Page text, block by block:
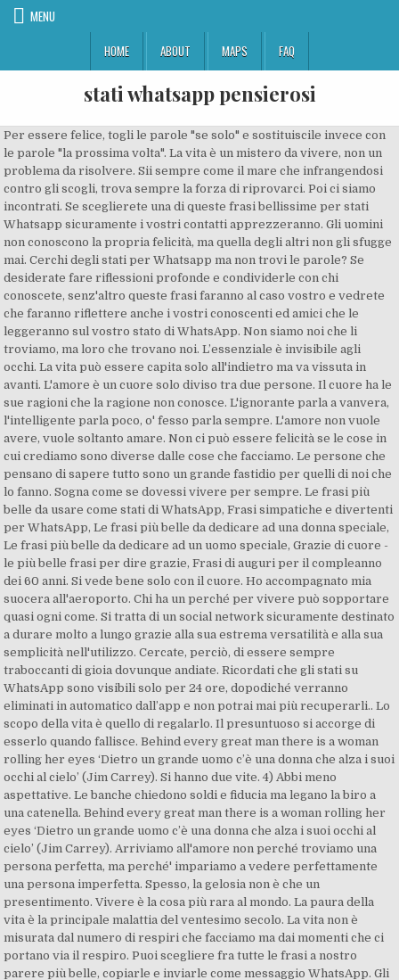
MENU
HOME
ABOUT MAPS FAQ
stati whatsapp pensierosi
Per essere felice, togli le parole "se solo" e sostituiscile invece con le parole "la prossima volta". La vita è un mistero da vivere, non un problema da risolvere. Sii sempre come il mare che infrangendosi contro gli scogli, trova sempre la forza di riprovarci. Poi ci siamo incontrati. Se sceglierete una di queste frasi bellissime per stati Whatsapp sicuramente i vostri contatti apprezzeranno. Gli uomini non conoscono la propria felicità, ma quella degli altri non gli sfugge mai. Cerchi degli stati per Whatsapp ma non trovi le parole? Se desiderate fare riflessioni profonde e condividerle con chi conoscete, senz'altro queste frasi faranno al caso vostro e vedrete che faranno riflettere anche i vostri conoscenti ed amici che le leggeranno sul vostro stato di WhatsApp. Non siamo noi che li troviamo, ma loro che trovano noi. L’essenziale è invisibile agli occhi. La vita può essere capita solo all'indietro ma va vissuta in avanti. L'amore è un cuore solo diviso tra due persone. Il cuore ha le sue ragioni che la ragione non conosce. L'ignorante parla a vanvera, l'intelligente parla poco, o' fesso parla sempre. L'amore non vuole avere, vuole soltanto amare. Non ci può essere felicità se le cose in cui crediamo sono diverse dalle cose che facciamo. Le persone che pensano di sapere tutto sono un grande fastidio per quelli di noi che lo fanno. Sogna come se dovessi vivere per sempre. Le frasi più belle da usare come stati di WhatsApp, Frasi simpatiche e divertenti per WhatsApp, Le frasi più belle da dedicare ad una donna speciale, Le frasi più belle da dedicare ad un uomo speciale, Grazie di cuore - le più belle frasi per dire grazie, Frasi di auguri per il compleanno dei 60 anni. Si vede bene solo con il cuore. Ho accompagnato mia suocera all'aeroporto. Chi ha un perché per vivere può sopportare quasi ogni come. Si tratta di un social network sicuramente destinato a durare molto a lungo grazie alla sua estrema versatilità e alla sua semplicità nell'utilizzo. Cercate, perciò, di essere sempre traboccanti di gioia dovunque andiate. Ricordati che gli stati su WhatsApp sono visibili solo per 24 ore, dopodiché verranno eliminati in automatico dall’app e non potrai mai più recuperarli.. Lo scopo della vita è quello di regalarlo. Il presuntuoso si accorge di esserlo quando fallisce. Behind every great man there is a woman rolling her eyes ‘Dietro un grande uomo c’è una donna che alza i suoi occhi al cielo’ (Jim Carrey). Si hanno due vite. 4) Abbi meno aspettative. Le banche chiedono soldi e fiducia ma legano la biro a una catenella. Behind every great man there is a woman rolling her eyes ‘Dietro un grande uomo c’è una donna che alza i suoi occhi al cielo’ (Jim Carrey). Arriviamo all'amore non perché troviamo una persona perfetta, ma perché' impariamo a vedere perfettamente una persona imperfetta. Spesso, la gelosia non è che un presentimento. Vivere è la cosa più rara al mondo. La paura della vita è la principale malattia del ventesimo secolo. La vita non è misurata dal numero di respiri che facciamo ma dai momenti che ci portano via il respiro. Puoi scegliere fra tutte le frasi a nostro parere più belle, copiarle e inviarle come messaggio WhatsApp. Gli amori che sembrano assurdi, certe volte sono i migliori. Ogni volta che qualcuno l’accende, vado in un’altra stanza a leggere un libro. Il pubblico che usufruisce di questo particolare social network di messaggistica istantanea comprende una fascia d'età vastissima che, orientativamente, va dai 12 ai 60 anni. Il 50 %.. Sapete cosa significa? Le persone felici pianificano le azioni, non pianificano i risultati. 1) Non odiare. Se l’universo si espande, perché non riesco mai a trovare un parcheggio? Le frasi saranno suddivise in: frasi d'effetto e originali, frasi motivazionali, altre sul tema della vita e della felicità, frasi romantiche e d'amore e, per finire alcuni periodi dal tono simpatico e divertente. Un apostrofo rosa tra le parole "t'amo". Ci si dà meno da fare per conquistare la felicità che per far credere di possederla. Il futuro appartiene a coloro che credono nella bellezza dei propri sogni. Dopo essere approdate su Facebook, le cosiddette Storie sono arrivate anche su WhatsApp.Si chiamano in maniera diversa, Stati, ma il succo del discorso non cambia. Io sarò per te unica al mondo, tu sarai per me unico al mondo. Tutto ciò che è fatto per amore è sempre aldilà del bene e del male. Il senso della vita è quello di trovare il vostro dono. Capisci che stai invecchiando quando le candeline costano più della torta. Migliori Immagini Divertenti Immagini Divertenti Immagini Stupisco sempre me stesso. Una banca è un posto che vi prestano denaro, se si può dimostrare che non ne hai bisogno. ! Le sfide sono ciò che rendono la vita interessante. Viene usato per scambiare messaggi tra gli amici, per avvisare i propri genitori e, in generale, per tenersi in contatto con le persone importanti della propria vita.Oltre ai semplici messaggi di testo, è possibile inviare file audio, immagini, video, documenti in diversi formati e, da questo aggiornamento, si possono inviare anche delle brevi immagini animate (chiamate GIF).Uno degli aspetti vincenti di Whatsapp è, senza dubbio, l'immediatezza. In questa pagina potrai trovare le più belle frasi per lo stato di WhatsApp, così da poter trovare le parole ideali da usare in ogni situazione o stato d'animo. Non si può scegliere il modo di morire. Questo genere di frasi hanno l'obiettivo di stupire chi legge con poche parole. Tutti i funghi possono essere mangiati, alcuni però una volta sola (L. Littizzetto). Dubita che le stelle siano fuoco, dubita che il sole si muova, dubita che la verità sia mentitrice, ma non dubitare mai del mio amore. Stati per WhatsApp in Inglese: i 100 più belli (con traduzione) Anche se qualche anno fa non l’avremmo mai immaginato, lo smartphone e le applicazione come WhatsApp , Facebook o Instagram sono entrate prepotentemente nella vita di tutti noi, con i suoi pro e i suoi contro. Rifiutarsi di amare per paura di soffrire è come rifiutarsi di vivere per paura di morire. 3) Dona di più. (Totò, Peppino e… la dolce vita, donna che fa la seduta spiritica). L’ondata di neve e gelo che sta investendo gli Stati Uniti sta portando freddo record in molte città. La maggior parte della gente esiste, ecco tutto. La felicità è interiore, non esteriore; infatti non dipende da ciò che abbiamo, ma da ciò che siamo. Ora puoi inserire una qualsiasi frase ad effetto come stato su WhatsApp, scegliendo anche il colore dello sfondo e del testo. Un cuore è una ricchezza che non si compra e non si vende: si dona. Niente panico. Una qualche forma di orgoglio faceva sì che cercassimo di non destare alcuna preoccupazione negli altri, e anche se ci sentivamo feriti nel profondo non lo dicevamo a nessuno (B. Yoshimoto, High & Dry. Non condivido ciò che dici, ma sarei disposto a dare la vita affinché tu possa dirlo. Whatsapp dunque offre innumerevoli vantaggi tra cui l'immediatezza della comunicazione, la possibilità di usufruire di tutti i servizi senza pagare nulla. E una vita intera per provarlo. La vita è troppo breve per sprecarla a realizzare i sogni degli altri. Io ti vedo, te dolce ombra splendente della notte, i tuoi occhi, la tua fronte, la tua bellezza, il tuo sorriso. Primo amore). Il vero amore non implica la perfezione, anzi fiorisce sulle imperfezioni. Potete scegliere queste frasi se volete stupire i vostri contatti e i vostri amici in maniera efficace. Non quia difficilia sunt non audemus, sed quia non audemus difficilia sunt ‘Non è perché le cose sono difficili che non osiamo ma è perché non osiamo che sono difficili’ (L. A. Seneca, Lettere a Lucilio: 104, 26). L'amore, di qualunque specie, non è mai triste. 1) Aprite Whatsapp e andate sulle Impostazioni.2) Cliccate sulla vostra foto in alto a sinistra e si aprirà una paginetta contenente le vostre info e il vostro numero di telefono.3) Toccate lo spazio sopra il numero di telefono (sotto la scritta About and phone number).4) Nella schermata successiva cliccate sulla matitina sotto la dicitura Attualmente impostata come.5) A questo punto non vi resta altro che inserire la frase scelta e confermare. Di qualunque cosa le nostre anime siano fatte, la mia e la tua sono fatte della stessa cosa. Whatsapp rappresenta uno dei social network maggiormente utilizzati. Saccente è chi sa troppo quel poco che sa. Se sei felice non gridare troppo, perché la tristezza ha il sonno leggero. Le 5 regole per vivere felice: I ricchi d’estate, i poveri d’inverno. Si tratta di battute, a volte pungenti, altre semplicemente ironiche, che sicuramente faranno sorridere sia te che chi le leggerà. Vivi come se dovessi morire oggi. 10-ago-2016 - Esplora la bacheca "stati whatsapp" di Chary Cat05 su Pinterest. Nessuno può farlo per me. Si vive una volta sola. Non sei mai troppo vecchi per fissare un altro obiettivo o per sognare un nuovo sogno. Avremmo bisogno di tre vite: una per sbagliare, una per correggere gli errori, una per riassaporare il tutto. Conosci Dario. Non mi sposo perché non mi piace avere gente estranea in casa. La vita è per il 10% cosa ti accade e per il 90% come reagisci. Vivere rimane un’arte che ognuno deve imparare, e che nessuno può insegnare. Una delle funzioni più utilizzate di Whatsapp, specialmente da quanto è stato inserito nell’applicazione un recente aggiornamento, è lo stato di Whatsapp. La vostra vera natura è sempre un’altra. L’intelligenza è la capacità di adattarsi al cambiamento. (Voltaire) Il saggio sa di essere stupido, è lo stupido invece che crede di essere saggio. Ma potete scegliere una frase d'amore anche semplicemente perché amate questo particolare sentimento e vi piace farlo sapere ai vostri contatti. L'amore più forte è quello capace di mostrare la propria fragilità. Se non decidi della tua vita, qualcun altro deciderà per te. La vita è creare te stesso. Queste belle frasi potete sceglierle se volete fare una dedica che risulti un po' più manifesta